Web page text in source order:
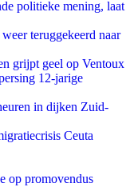
politieke mening, laat
teruggekeerd naar
grijpt geel op Ventoux
12-jarige
in dijken Zuid-
Ceuta
op promovendus